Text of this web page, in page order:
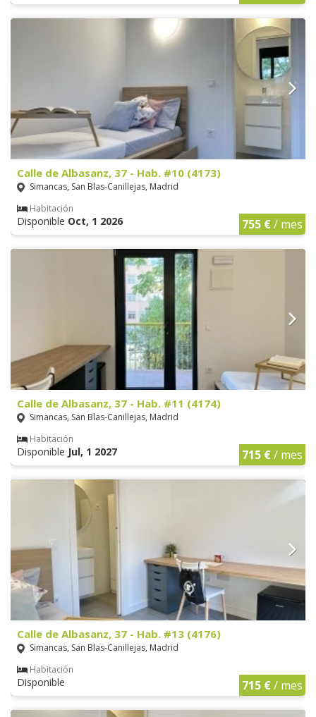
Calle de Albasanz, 37 - Hab. #10 (4173)
Simancas, San Blas-Canillejas, Madrid
Habitación
Disponible Oct, 1 2026 755 €/ mes
Calle de Albasanz, 37 - Hab. #11 (4174)
Simancas, San Blas-Canillejas, Madrid
Habitación
Disponible Jul, 1 2027 715 €/ mes
Calle de Albasanz, 37 - Hab. #13 (4176)
Simancas, San Blas-Canillejas, Madrid
Habitación
Disponible 715 €/ mes